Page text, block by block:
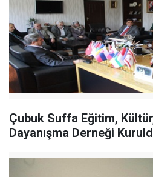
Çubuk Suffa Eğitim,
Dayanışma Derneği